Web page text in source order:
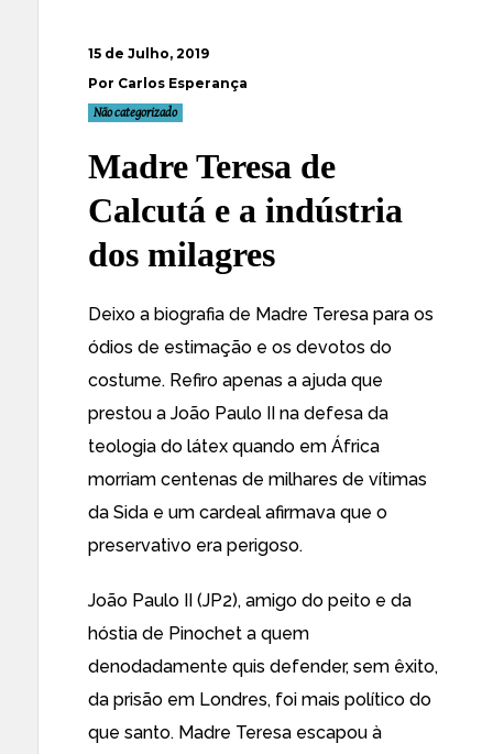
15 de Julho, 2019
Por Carlos Esperança
Não categorizado
Madre Teresa de
Calcutá e a indústria
dos milagres
Deixo a biografia de Madre Teresa para os
ódios de estimação e os devotos do
costume. Refiro apenas a ajuda que
prestou a João Paulo II na defesa da
teologia do látex quando em África
morriam centenas de milhares de vítimas
da Sida e um cardeal afirmava que o
preservativo era perigoso.
João Paulo II (JP2), amigo do peito e da
hóstia de Pinochet a quem
denodadamente quis defender, sem êxito,
da prisão em Londres, foi mais político do
que santo. Madre Teresa escapou à